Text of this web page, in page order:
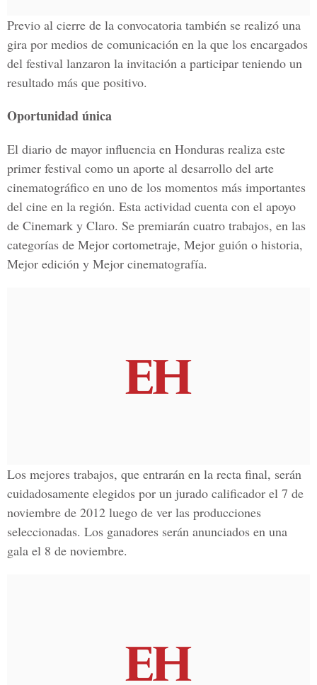
Previo al cierre de la convocatoria también se realizó una
gira por medios de comunicación en la que los encargados
del festival lanzaron la invitación a participar teniendo un
resultado más que positivo.
Oportunidad única
El diario de mayor influencia en Honduras realiza este
primer festival como un aporte al desarrollo del arte
cinematográfico en uno de los momentos más importantes
del cine en la región. Esta actividad cuenta con el apoyo
de Cinemark y Claro. Se premiarán cuatro trabajos, en las
categorías de Mejor cortometraje, Mejor guión o historia,
Mejor edición y Mejor cinematografía.
Los mejores trabajos, que entrarán en la recta final, serán
cuidadosamente elegidos por un jurado calificador el 7 de
noviembre de 2012 luego de ver las producciones
seleccionadas. Los ganadores serán anunciados en una
gala el 8 de noviembre.